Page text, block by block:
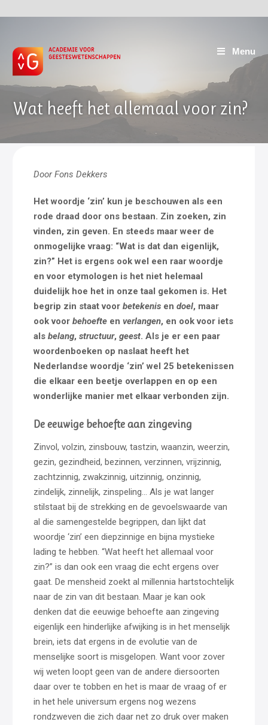
Menu
Wat heeft het allemaal voor zin?
Door Fons Dekkers
Het woordje ‘zin’ kun je beschouwen als een
rode draad door ons bestaan. Zin zoeken, zin
vinden, zin geven. En steeds maar weer de
onmogelijke vraag: “Wat is dat dan eigenlijk,
zin?” Het is ergens ook wel een raar woordje
en voor etymologen is het niet helemaal
duidelijk hoe het in onze taal gekomen is. Het
begrip zin staat voorbetekenis endoel, maar
ook voorbehoefte enverlangen, en ook voor iets
alsbelang,structuur,geest. Als je er een paar
woordenboeken op naslaat heeft het
Nederlandse woordje ‘zin’ wel 25 betekenissen
die elkaar een beetje overlappen en op een
wonderlijke manier met elkaar verbonden zijn.
De eeuwige behoefte aan zingeving
Zinvol, volzin, zinsbouw, tastzin, waanzin, weerzin,
gezin, gezindheid, bezinnen, verzinnen, vrijzinnig,
zachtzinnig, zwakzinnig, uitzinnig, onzinnig,
zindelijk, zinnelijk, zinspeling… Als je wat langer
stilstaat bij de strekking en de gevoelswaarde van
al die samengestelde begrippen, dan lijkt dat
woordje ‘zin’ een diepzinnige en bijna mystieke
lading te hebben. “Wat heeft het allemaal voor
zin?” is dan ook een vraag die echt ergens over
gaat. De mensheid zoekt al millennia hartstochtelijk
naar de zin van dit bestaan. Maar je kan ook
denken dat die eeuwige behoefte aan zingeving
eigenlijk een hinderlijke afwijking is in het menselijk
brein, iets dat ergens in de evolutie van de
menselijke soort is misgelopen. Want voor zover
wij weten loopt geen van de andere diersoorten
daar over te tobben en het is maar de vraag of er
in het hele universum ergens nog wezens
rondzweven die zich daar net zo druk over maken